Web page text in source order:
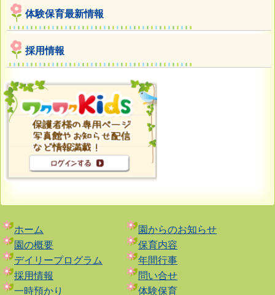
体験保育最新情報
採用情報
ホーム
園からのお知らせ
園の概要
保育内容
デイリープログラム
年間行事
採用情報
問い合せ
一時預かり
体験保育